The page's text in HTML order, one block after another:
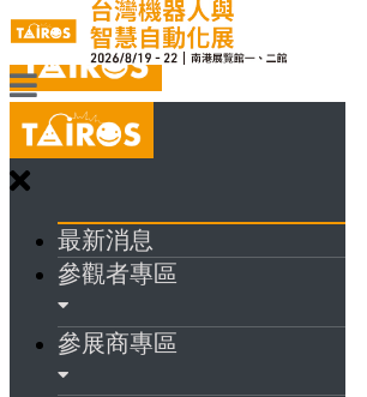
最新消息
參觀者專區
參展商專區